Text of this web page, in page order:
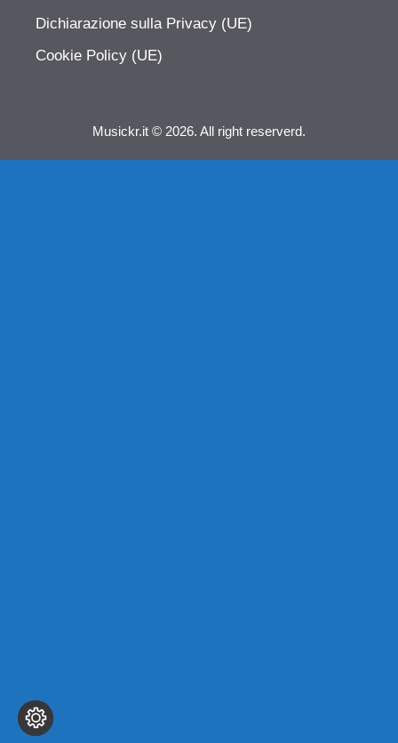
Dichiarazione sulla Privacy (UE)
Cookie Policy (UE)
Musickr.it © 2026. All right reserverd.